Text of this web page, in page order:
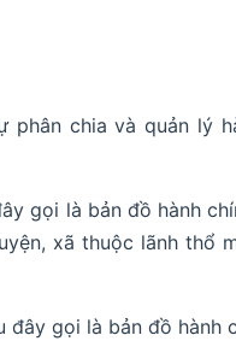
phân chia và quản lý
gọi là bản đồ hành
xã thuộc lãnh thổ
đây gọi là bản đồ hành